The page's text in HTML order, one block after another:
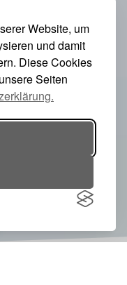
Website, um
und damit
Diese Cookies
Seiten